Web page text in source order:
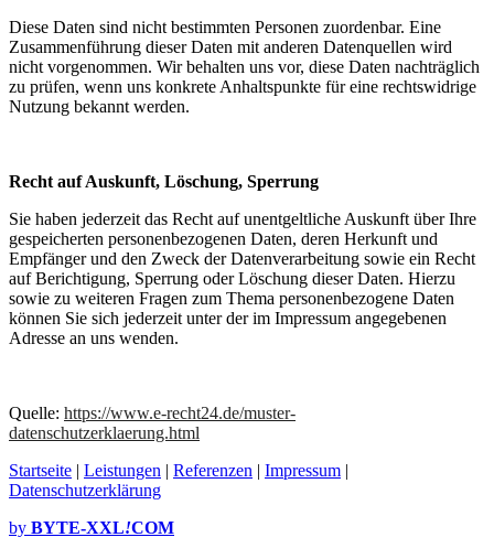
Diese Daten sind nicht bestimmten Personen zuordenbar. Eine
Zusammenführung dieser Daten mit anderen Datenquellen wird
nicht vorgenommen. Wir behalten uns vor, diese Daten nachträglich
zu prüfen, wenn uns konkrete Anhaltspunkte für eine rechtswidrige
Nutzung bekannt werden.
Recht auf Auskunft, Löschung, Sperrung
Sie haben jederzeit das Recht auf unentgeltliche Auskunft über Ihre
gespeicherten personenbezogenen Daten, deren Herkunft und
Empfänger und den Zweck der Datenverarbeitung sowie ein Recht
auf Berichtigung, Sperrung oder Löschung dieser Daten. Hierzu
sowie zu weiteren Fragen zum Thema personenbezogene Daten
können Sie sich jederzeit unter der im Impressum angegebenen
Adresse an uns wenden.
Quelle: https://www.e-recht24.de/muster-
datenschutzerklaerung.html
Startseite | Leistungen | Referenzen | Impressum |
Datenschutzerklärung
by BYTE-XXL!COM